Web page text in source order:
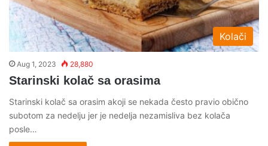
Kolači
Aug 1, 2023 28,880
Starinski kolač sa orasima
Starinski kolač sa orasim akoji se nekada često pravio obično
subotom za nedelju jer je nedelja nezamisliva bez kolača
posle…